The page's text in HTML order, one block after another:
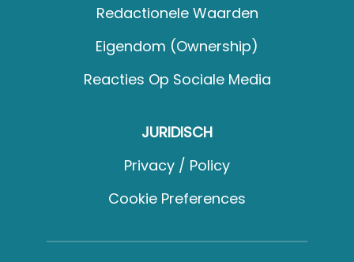
Redactionele Waarden
Eigendom (Ownership)
Reacties Op Sociale Media
JURIDISCH
Privacy / Policy
Cookie Preferences